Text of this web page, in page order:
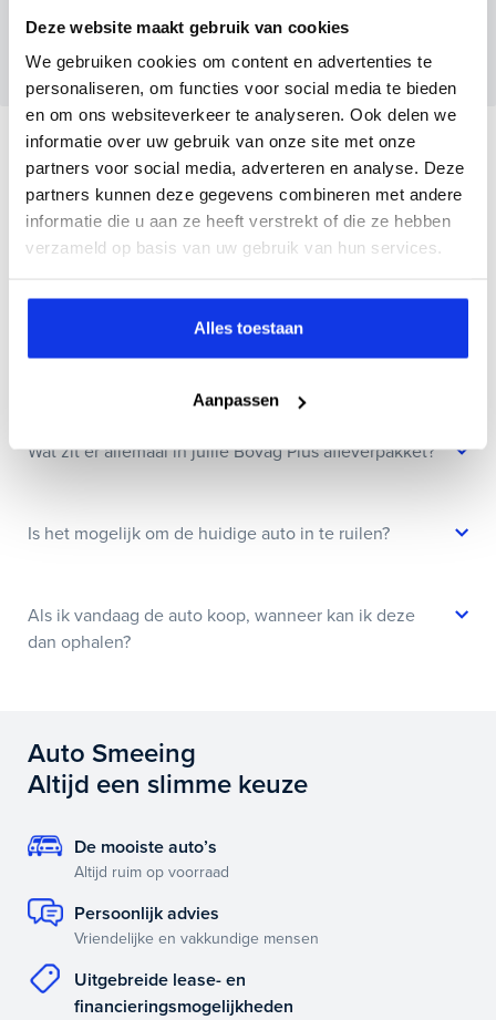
Deze website maakt gebruik van cookies
We gebruiken cookies om content en advertenties te
personaliseren, om functies voor social media te bieden
en om ons websiteverkeer te analyseren. Ook delen we
informatie over uw gebruik van onze site met onze
partners voor social media, adverteren en analyse. Deze
partners kunnen deze gegevens combineren met andere
informatie die u aan ze heeft verstrekt of die ze hebben
verzameld op basis van uw gebruik van hun services.
Alles toestaan
Aanpassen
maandag tot en met vrijdag binnen enkele uren
een voorstel.
Veelgestelde vragen
Wanneer kan ik een proefrit maken?
Wat zit er allemaal in jullie Bovag Plus afleverpakket?
Is het mogelijk om de huidige auto in te ruilen?
Als ik vandaag de auto koop, wanneer kan ik deze
dan ophalen?
Auto Smeeing
Altijd een slimme keuze
De mooiste auto’s
Altijd ruim op voorraad
Persoonlijk advies
Vriendelijke en vakkundige mensen
Uitgebreide lease- en
financieringsmogelijkheden